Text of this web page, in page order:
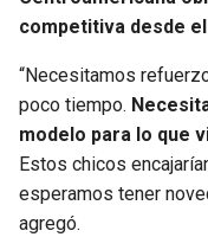
competitiva desde
“Necesitamos
poco tiempo.
modelo para lo que
Estos chicos
esperamos tener
agregó.